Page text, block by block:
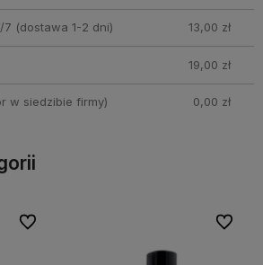
7 (dostawa 1-2 dni) 13,00 zł
19,00 zł
w siedzibie firmy) 0,00 zł
Do ulubionych
Do ulubionych Do
Do